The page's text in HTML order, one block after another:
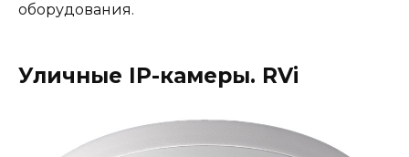
оборудования.
Уличные IP-камеры. RVi